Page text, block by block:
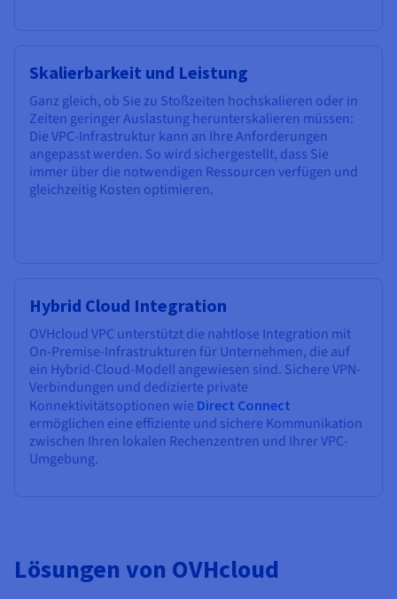
Skalierbarkeit und Leistung
Ganz gleich, ob Sie zu Stoßzeiten hochskalieren oder in
Zeiten geringer Auslastung herunterskalieren müssen:
Die VPC-Infrastruktur kann an Ihre Anforderungen
angepasst werden. So wird sichergestellt, dass Sie
immer über die notwendigen Ressourcen verfügen und
gleichzeitig Kosten optimieren.
Hybrid Cloud Integration
OVHcloud VPC unterstützt die nahtlose Integration mit
On-Premise-Infrastrukturen für Unternehmen, die auf
ein Hybrid-Cloud-Modell angewiesen sind. Sichere VPN-
Verbindungen und dedizierte private
Konnektivitätsoptionen wie Direct Connect
ermöglichen eine effiziente und sichere Kommunikation
zwischen Ihren lokalen Rechenzentren und Ihrer VPC-
Umgebung.
Lösungen von OVHcloud